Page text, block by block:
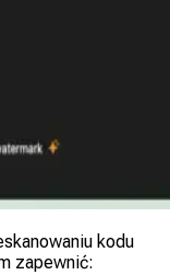
kodu
zapewnić: